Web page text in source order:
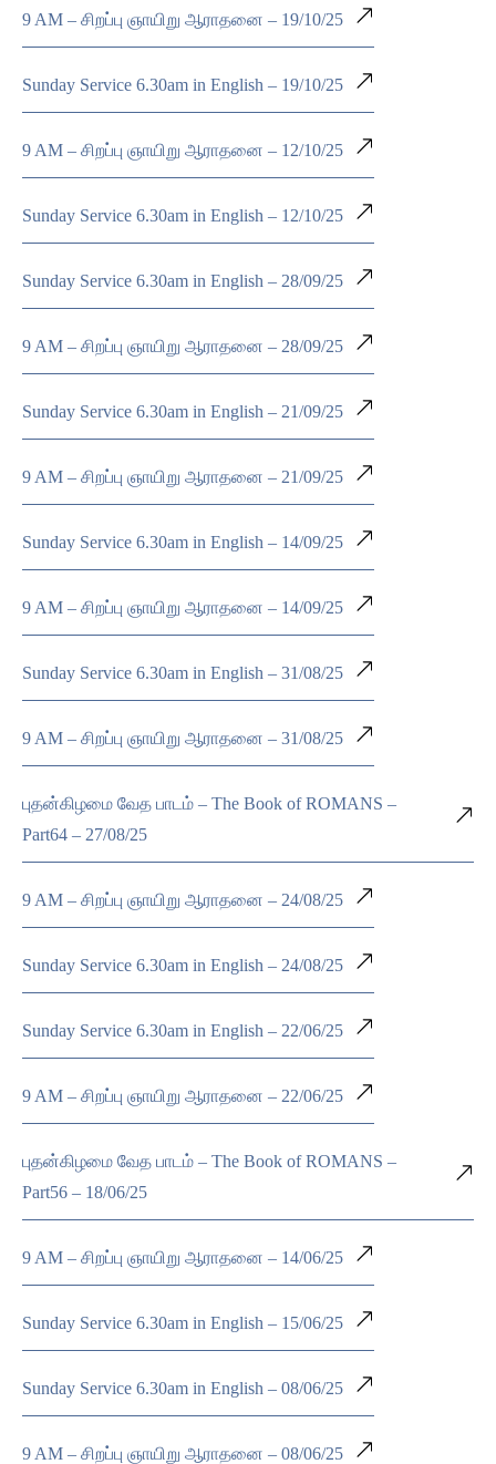
9 AM – சிறப்பு ஞாயிறு ஆராதனை – 19/10/25
Sunday Service 6.30am in English – 19/10/25
9 AM – சிறப்பு ஞாயிறு ஆராதனை – 12/10/25
Sunday Service 6.30am in English – 12/10/25
Sunday Service 6.30am in English – 28/09/25
9 AM – சிறப்பு ஞாயிறு ஆராதனை – 28/09/25
Sunday Service 6.30am in English – 21/09/25
9 AM – சிறப்பு ஞாயிறு ஆராதனை – 21/09/25
Sunday Service 6.30am in English – 14/09/25
9 AM – சிறப்பு ஞாயிறு ஆராதனை – 14/09/25
Sunday Service 6.30am in English – 31/08/25
9 AM – சிறப்பு ஞாயிறு ஆராதனை – 31/08/25
புதன்கிழமை வேத பாடம் – The Book of ROMANS –
Part64 – 27/08/25
9 AM – சிறப்பு ஞாயிறு ஆராதனை – 24/08/25
Sunday Service 6.30am in English – 24/08/25
Sunday Service 6.30am in English – 22/06/25
9 AM – சிறப்பு ஞாயிறு ஆராதனை – 22/06/25
புதன்கிழமை வேத பாடம் – The Book of ROMANS –
Part56 – 18/06/25
9 AM – சிறப்பு ஞாயிறு ஆராதனை – 14/06/25
Sunday Service 6.30am in English – 15/06/25
Sunday Service 6.30am in English – 08/06/25
9 AM – சிறப்பு ஞாயிறு ஆராதனை – 08/06/25